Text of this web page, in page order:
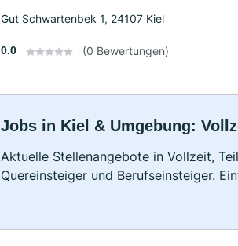
Gut Schwartenbek 1, 24107 Kiel
0.0 (0 Bewertungen)
Jobs in Kiel & Umgebung:
Aktuelle Stellenangebote in Vollzeit,
Quereinsteiger und Berufseinsteiger.